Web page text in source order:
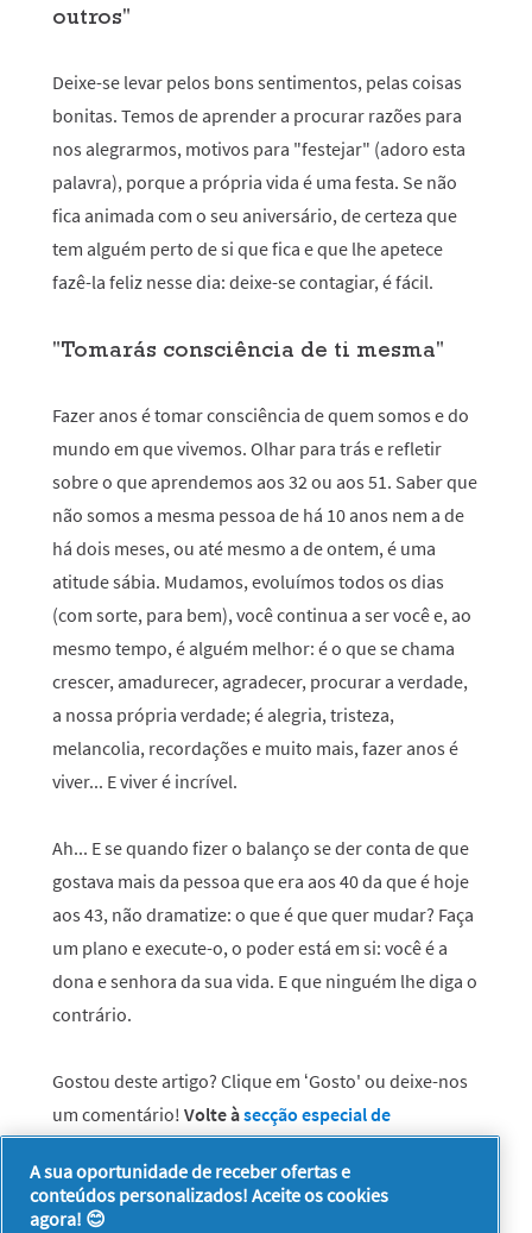
outros"
Deixe-se levar pelos bons sentimentos, pelas coisas
bonitas. Temos de aprender a procurar razões para
nos alegrarmos, motivos para "festejar" (adoro esta
palavra), porque a própria vida é uma festa. Se não
fica animada com o seu aniversário, de certeza que
tem alguém perto de si que fica e que lhe apetece
fazê-la feliz nesse dia: deixe-se contagiar, é fácil.
"Tomarás consciência de ti mesma"
Fazer anos é tomar consciência de quem somos e do
mundo em que vivemos. Olhar para trás e refletir
sobre o que aprendemos aos 32 ou aos 51. Saber que
não somos a mesma pessoa de há 10 anos nem a de
há dois meses, ou até mesmo a de ontem, é uma
atitude sábia. Mudamos, evoluímos todos os dias
(com sorte, para bem), você continua a ser você e, ao
mesmo tempo, é alguém melhor: é o que se chama
crescer, amadurecer, agradecer, procurar a verdade,
a nossa própria verdade; é alegria, tristeza,
melancolia, recordações e muito mais, fazer anos é
viver... E viver é incrível.
Ah... E se quando fizer o balanço se der conta de que
gostava mais da pessoa que era aos 40 da que é hoje
aos 43, não dramatize: o que é que quer mudar? Faça
um plano e execute-o, o poder está em si: você é a
dona e senhora da sua vida. E que ninguém lhe diga o
contrário.
Gostou deste artigo? Clique em ‘Gosto' ou deixe-nos
um comentário! Volte àsecção especial de
50, 60, 70, 80, 90 e 100!
A sua oportunidade de receber ofertas e
conteúdos personalizados! Aceite os cookies
agora! 😊